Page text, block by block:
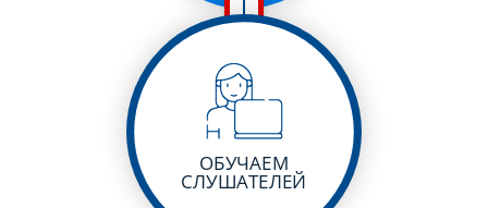
ОБУЧАЕМ
СЛУШАТЕЛЕЙ